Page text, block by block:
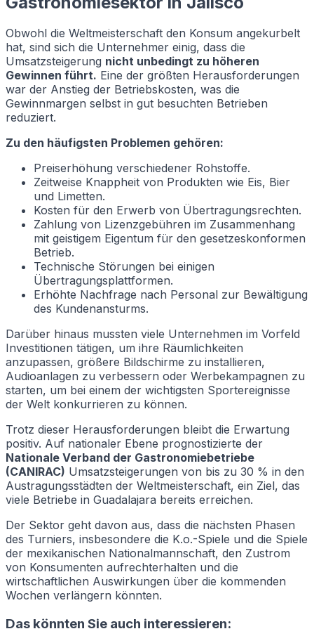
Obwohl die Weltmeisterschaft den Konsum angekurbelt
hat, sind sich die Unternehmer einig, dass die
Umsatzsteigerung nicht unbedingt zu höheren
Gewinnen führt. Eine der größten Herausforderungen
war der Anstieg der Betriebskosten, was die
Gewinnmargen selbst in gut besuchten Betrieben
reduziert.
Zu den häufigsten Problemen gehören:
Preiserhöhung verschiedener Rohstoffe.
Zeitweise Knappheit von Produkten wie Eis, Bier
und Limetten.
Kosten für den Erwerb von Übertragungsrechten.
Zahlung von Lizenzgebühren im Zusammenhang
mit geistigem Eigentum für den gesetzeskonformen
Betrieb.
Technische Störungen bei einigen
Übertragungsplattformen.
Erhöhte Nachfrage nach Personal zur Bewältigung
des Kundenansturms.
Darüber hinaus mussten viele Unternehmen im Vorfeld
Investitionen tätigen, um ihre Räumlichkeiten
anzupassen, größere Bildschirme zu installieren,
Audioanlagen zu verbessern oder Werbekampagnen zu
starten, um bei einem der wichtigsten Sportereignisse
der Welt konkurrieren zu können.
Trotz dieser Herausforderungen bleibt die Erwartung
positiv. Auf nationaler Ebene prognostizierte der
Nationale Verband der Gastronomiebetriebe
(CANIRAC) Umsatzsteigerungen von bis zu 30 % in den
Austragungsstädten der Weltmeisterschaft, ein Ziel, das
viele Betriebe in Guadalajara bereits erreichen.
Der Sektor geht davon aus, dass die nächsten Phasen
des Turniers, insbesondere die K.o.-Spiele und die Spiele
der mexikanischen Nationalmannschaft, den Zustrom
von Konsumenten aufrechterhalten und die
wirtschaftlichen Auswirkungen über die kommenden
Wochen verlängern könnten.
Das könnten Sie auch interessieren: